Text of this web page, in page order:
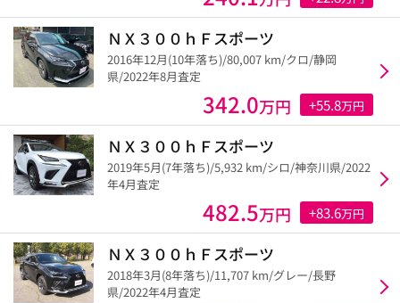
ＮＸ３００ｈＦスポーツ
2016年12月(10年落ち)/80,007 km/クロ/静岡
県/2022年8月査定
342.0万円 +55.8万円
ＮＸ３００ｈＦスポーツ
2019年5月(7年落ち)/5,932 km/シロ/神奈川県/2022
年4月査定
482.5万円 +83.6万円
ＮＸ３００ｈＦスポーツ
2018年3月(8年落ち)/11,707 km/グレー/長野
県/2022年4月査定